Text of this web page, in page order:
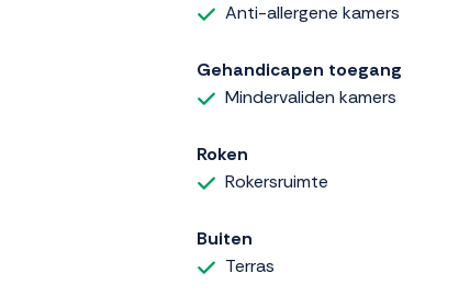
Anti-allergene kamers
Gehandicapen toegang
Mindervaliden kamers
Roken
Rokersruimte
Buiten
Terras